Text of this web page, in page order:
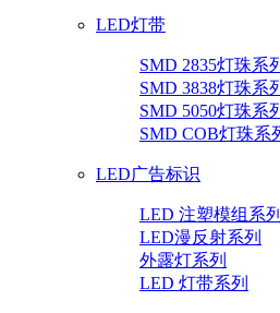
LED灯带
SMD 2835灯珠系
SMD 3838灯珠系
SMD 5050灯珠系
SMD COB灯珠系
LED广告标识
LED 注塑模组系列
LED漫反射系列
外露灯系列
LED 灯带系列